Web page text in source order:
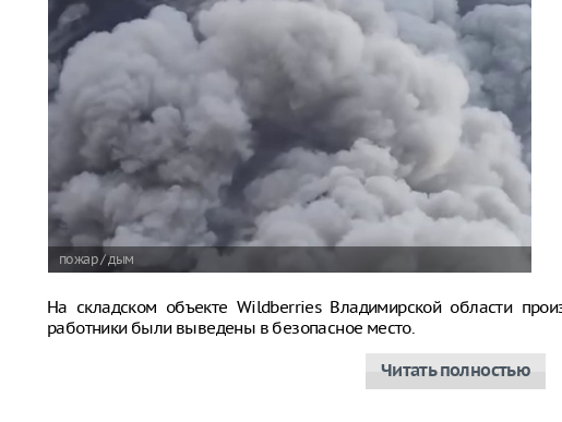
пожар / дым
На складском объекте Wildberries Владимирской области
работники были выведены в безопасное место.
Читать полностью